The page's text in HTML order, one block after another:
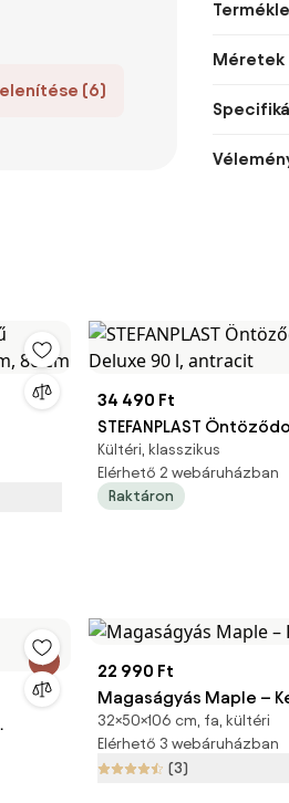
(6)
Méretek
80
34 490 Ft
STEFANPLAST
Deluxe 90 l, antracit
Kültéri, klasszikus
Elérhető 2 webáruházban
Raktáron
22 990 Ft
Magaságyás Maple –
32×50×106 cm, fa, kültéri
Elérhető 3 webáruházban
(3)